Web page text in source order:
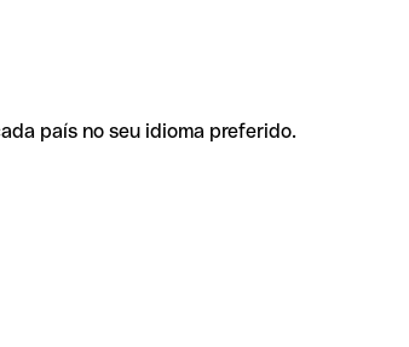
país no seu idioma preferido.